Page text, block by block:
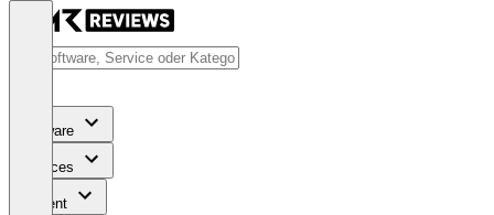
Software
Services
Content